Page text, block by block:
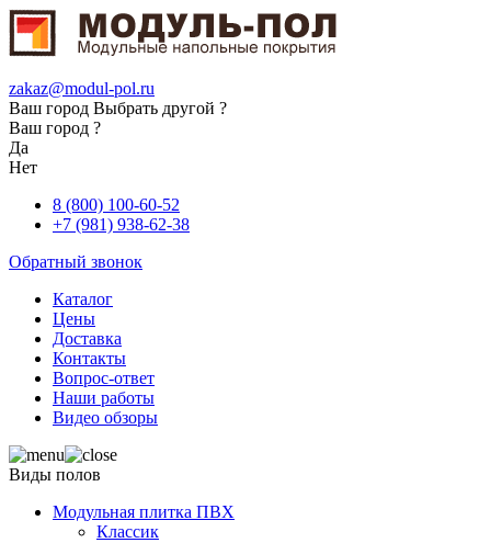
zakaz@modul-pol.ru
Ваш город Выбрать другой ?
Ваш город ?
Да
Нет
8 (800) 100-60-52
+7 (981) 938-62-38
Обратный звонок
Каталог
Цены
Доставка
Контакты
Вопрос-ответ
Наши работы
Видео обзоры
Виды полов
Модульная плитка ПВХ
Классик